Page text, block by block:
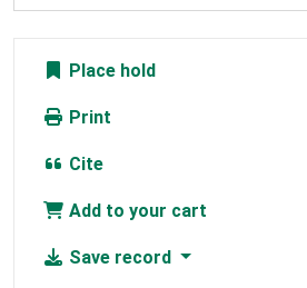
Place hold
Print
Cite
Add to your cart
Save record